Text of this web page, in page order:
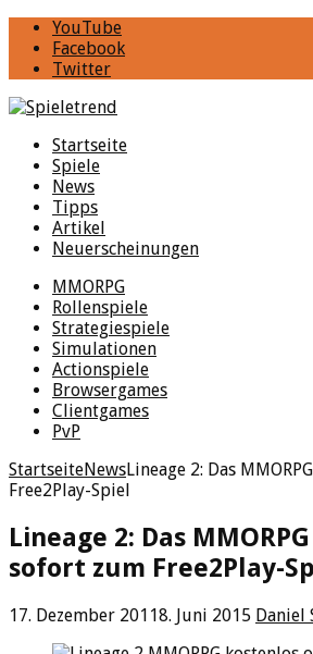
YouTube
Facebook
Twitter
Startseite
Spiele
News
Tipps
Artikel
Neuerscheinungen
MMORPG
Rollenspiele
Strategiespiele
Simulationen
Actionspiele
Browsergames
Clientgames
PvP
StartseiteNewsLineage 2: Das
Free2Play-Spiel
Lineage 2: Das
sofort zum Free2Play-
17. Dezember 20118. Juni 2015 Daniel